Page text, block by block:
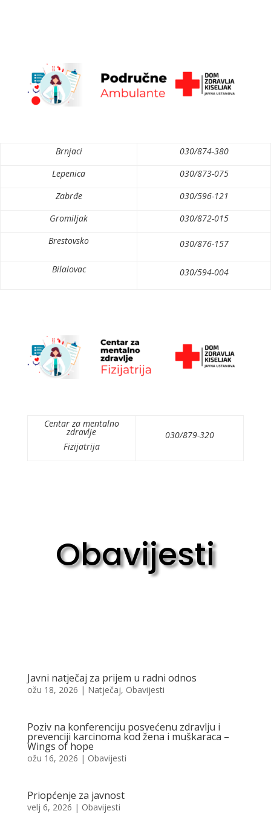
Brnjaci
030/874-380
Lepenica
030/873-075
Zabrđe
030/596-121
Gromiljak
030/872-015
Brestovsko
030/876-157
Bilalovac 030/594-004
Centar za mentalno
zdravlje
Fizijatrija
030/879-320
Obavijesti
Javni natječaj za prijem u radni odnos
ožu 18, 2026 | Natječaj, Obavijesti
Poziv na konferenciju posvećenu zdravlju i
prevenciji karcinoma kod žena i muškaraca –
Wings of hope
ožu 16, 2026 | Obavijesti
Priopćenje za javnost
velj 6, 2026 | Obavijesti